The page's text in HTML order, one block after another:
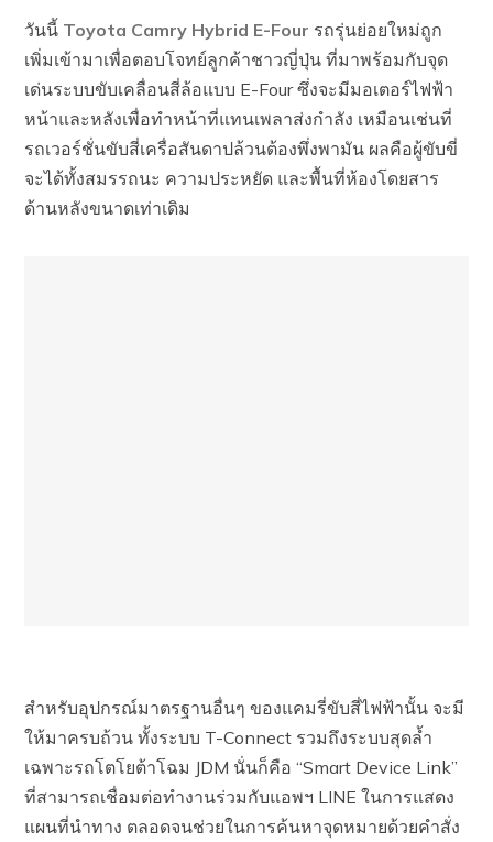
วันนี้ Toyota Camry Hybrid E-Four รถรุ่นย่อยใหม่ถูก
เพิ่มเข้ามาเพื่อตอบโจทย์ลูกค้าชาวญี่ปุ่น ที่มาพร้อมกับจุด
เด่นระบบขับเคลื่อนสี่ล้อแบบ E-Four ซึ่งจะมีมอเตอร์ไฟฟ้า
หน้าและหลังเพื่อทำหน้าที่แทนเพลาส่งกำลัง เหมือนเช่นที่
รถเวอร์ชั่นขับสี่เครื่อสันดาปล้วนต้องพึ่งพามัน ผลคือผู้ขับขี่
จะได้ทั้งสมรรถนะ ความประหยัด และพื้นที่ห้องโดยสาร
ด้านหลังขนาดเท่าเดิม
สำหรับอุปกรณ์มาตรฐานอื่นๆ ของแคมรี่ขับสี่ไฟฟ้านั้น จะมี
ให้มาครบถ้วน ทั้งระบบ T-Connect รวมถึงระบบสุดล้ำ
เฉพาะรถโตโยต้าโฉม JDM นั่นก็คือ “Smart Device Link”
ที่สามารถเชื่อมต่อทำงานร่วมกับแอพฯ LINE ในการแสดง
แผนที่นำทาง ตลอดจนช่วยในการค้นหาจุดหมายด้วยคำสั่ง